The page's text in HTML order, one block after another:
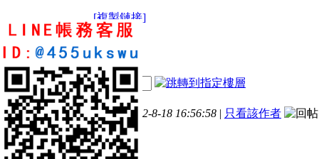
[複製鏈接]
kinhei5801
2
主題
3
帖子
26
積分
新手上路
電梯直達
樓主
發表於 2022-8-18 16:56:58 | 只看該作者
如題